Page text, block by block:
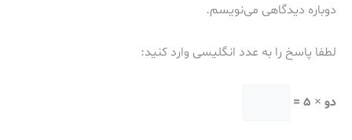
دوباره دیدگاهی می‌نویسم.
لطفا پاسخ را به عدد انگلیسی وارد کنید:
دو × 5 =